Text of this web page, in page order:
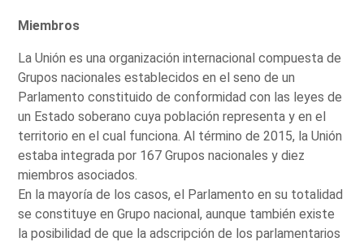
Miembros
La Unión es una organización internacional compuesta de
Grupos nacionales establecidos en el seno de un
Parlamento constituido de conformidad con las leyes de
un Estado soberano cuya población representa y en el
territorio en el cual funciona. Al término de 2015, la Unión
estaba integrada por 167 Grupos nacionales y diez
miembros asociados.
En la mayoría de los casos, el Parlamento en su totalidad
se constituye en Grupo nacional, aunque también existe
la posibilidad de que la adscripción de los parlamentarios